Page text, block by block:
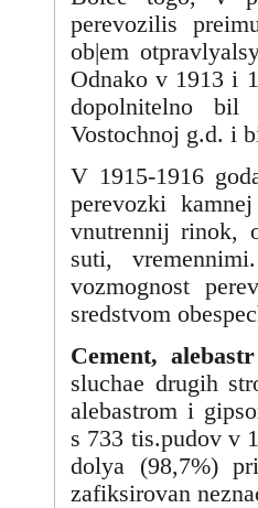
perevozilis
ob|em
Odnako v 1913 i
dopolnitelno
Vostochnoj g.d. i
V 1915-1916
perevozki
vnutrennij rinok,
suti,
vozmognost
sredstvom
Cement,
sluchae drugih
alebastrom i
s 733 tis.pudov v
dolya (98,7%)
zafiksirovan